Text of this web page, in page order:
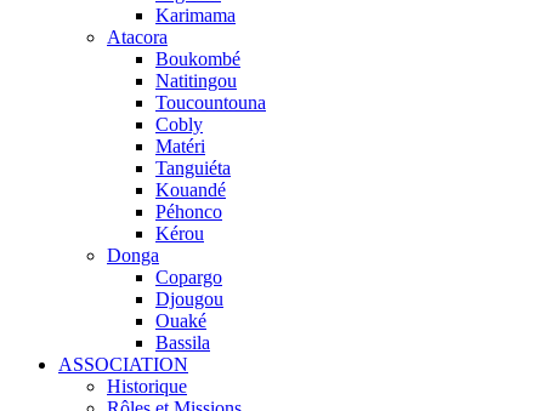
Karimama
Atacora
Boukombé
Natitingou
Toucountouna
Cobly
Matéri
Tanguiéta
Kouandé
Péhonco
Kérou
Donga
Copargo
Djougou
Ouaké
Bassila
ASSOCIATION
Historique